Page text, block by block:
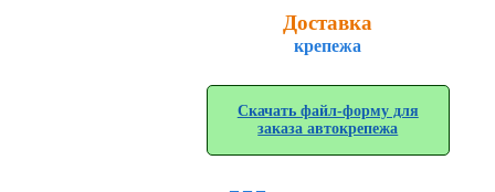
Доставка
крепежа
Скачать файл-форму для
заказа автокрепежа